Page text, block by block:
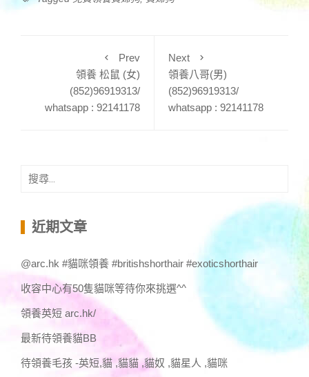
Prev
領養 松鼠 (女)
(852)96919313/
whatsapp : 92141178
Next
領養八哥(男)
(852)96919313/
whatsapp : 92141178
搜
鍵 近期文章
@arc.hk #貓咪領養 #britishshorthair #exoticshorthair
收容中心有50隻貓咪等待你來挑選^^
領養英短 arc.hk/
最新待領養貓BB
待領養毛孩 -英短,貓 ,貓貓 ,貓奴 ,貓星人 ,貓咪